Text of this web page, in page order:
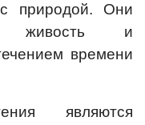
природой. Они
живость и
времени
являются